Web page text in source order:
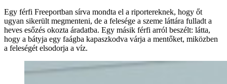
Egy férfi Freeportban sírva mondta el a riportereknek, hogy őt
ugyan sikerült megmenteni, de a felesége a szeme láttára fulladt a
heves esőzés okozta áradatba. Egy másik férfi arról beszélt: látta,
hogy a bátyja egy faágba kapaszkodva várja a mentőket, miközben
a feleségét elsodorja a víz.